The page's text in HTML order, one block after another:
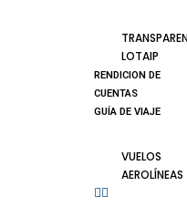
LOTAIP
RENDICION DE
CUENTAS
GUÍA DE VIAJE
VUELOS
AEROLÍNEAS